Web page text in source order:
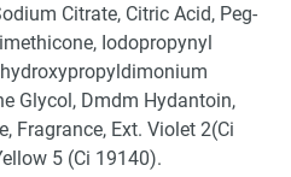
Citrate, Citric Acid, Peg-
Iodopropynyl
Glycol, Dmdm Hydantoin,
Fragrance, Ext. Violet 2(Ci
5 (Ci 19140).